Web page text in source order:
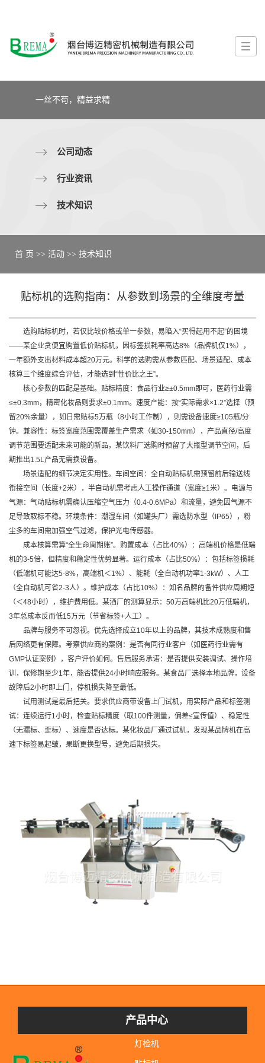
一丝不苟，精益求精
公司动态
行业资讯
技术知识
首 页 >> 活动 >> 技术知识
贴标机的选购指南：从参数到场景的全维度考量
选购贴标机时，若仅比较价格或单一参数，易陷入“买得起用不起”的困境
——某企业贪便宜购置低价贴标机，因标签损耗率高达8%（品牌机仅1%），
一年额外支出材料成本超20万元。科学的选购需从参数匹配、场景适配、成本
核算三个维度综合评估，才能选到“性价比之王”。
核心参数的匹配是基础。贴标精度：食品行业≥±0.5mm即可，医药行业需
≤±0.3mm，精密化妆品则要求±0.1mm。速度产能：按“实际需求×1.2”选择（预
留20%余量），如日需贴标5万瓶（8小时工作制），则需设备速度≥105瓶/分
钟。兼容性：标签宽度范围需覆盖生产需求（如30-150mm），产品直径/高度
调节范围要适配未来可能的新品，某饮料厂选购时预留了大瓶型调节空间，后
期推出1.5L产品无需换设备。
场景适配的细节决定实用性。车间空间：全自动贴标机需预留前后输送线
衔接空间（长度+2米），半自动机需考虑人工操作通道（宽度≥1米）。电源与
气源：气动贴标机需确认压缩空气压力（0.4-0.6MPa）和流量，避免因气源不
足导致取标不稳。环境条件：潮湿车间（如罐头厂）需选防水型（IP65），粉
尘多的车间需加强空气过滤，保护光电传感器。
成本核算需算“全生命周期账”。购置成本（占比40%）：高端机价格是低端
机的3-5倍，但精度和稳定性优势显著。运行成本（占比50%）：包括标签损耗
（低端机可能达5-8%，高端机＜1%）、能耗（全自动机功率1-3kW）、人工
（全自动机可省2-3人）。维护成本（占比10%）：知名品牌的备件供应周期短
（＜48小时），维护费用低。某酒厂的测算显示：50万高端机比20万低端机，
3年总成本反而低15万元（节省标签+人工）。
品牌与服务不可忽视。优先选择成立10年以上的品牌，其技术成熟度和售
后网络更有保障。考察供应商的案例：是否有同行业客户（如医药行业需有
GMP认证案例），客户评价如何。售后服务承诺：是否提供安装调试、操作培
训，保修期至少1年，能否提供24小时响应服务。某食品厂选择本地品牌，设备
故障后2小时即上门，停机损失降至最低。
试用测试是最后把关。要求供应商带设备上门试机，用实际产品和标签测
试：连续运行1小时，检查贴标精度（取100件测量，偏差≤宣传值）、稳定性
（无漏标、歪标）、速度是否达标。某化妆品厂通过试机，发现某品牌机在高
速下标签易起皱，果断更换型号，避免后期损失。
产品中心
灯检机